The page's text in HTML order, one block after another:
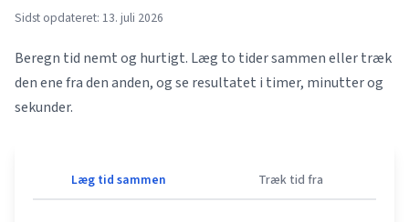
Sidst opdateret: 13. juli 2026
Beregn tid nemt og hurtigt. Læg to tider sammen eller træk
den ene fra den anden, og se resultatet i timer, minutter og
sekunder.
Læg tid sammen Træk tid fra